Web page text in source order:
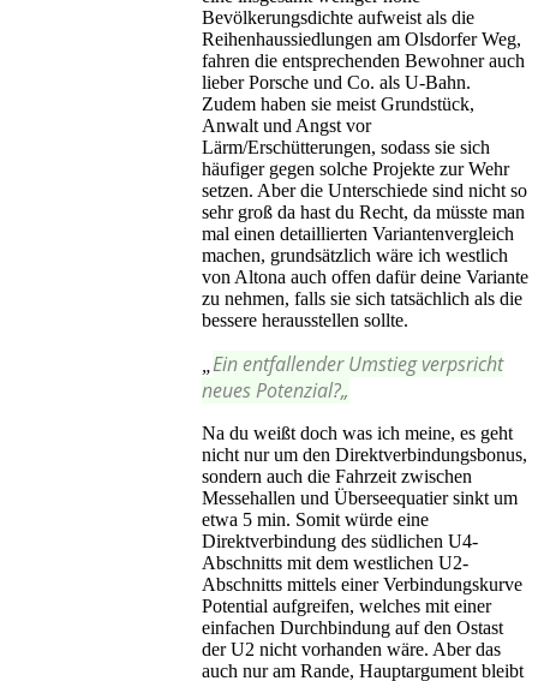
Bevölkerungsdichte aufweist als die
Reihenhaussiedlungen am Olsdorfer Weg,
fahren die entsprechenden Bewohner auch
lieber Porsche und Co. als U-Bahn.
Zudem haben sie meist Grundstück,
Anwalt und Angst vor
Lärm/Erschütterungen, sodass sie sich
häufiger gegen solche Projekte zur Wehr
setzen. Aber die Unterschiede sind nicht so
sehr groß da hast du Recht, da müsste man
mal einen detaillierten Variantenvergleich
machen, grundsätzlich wäre ich westlich
von Altona auch offen dafür deine Variante
zu nehmen, falls sie sich tatsächlich als die
bessere herausstellen sollte.
Ein entfallender Umstieg verpsricht
neues Potenzial?„
Na du weißt doch was ich meine, es geht
nicht nur um den Direktverbindungsbonus,
sondern auch die Fahrzeit zwischen
Messehallen und Überseequatier sinkt um
etwa 5 min. Somit würde eine
Direktverbindung des südlichen U4-
Abschnitts mit dem westlichen U2-
Abschnitts mittels einer Verbindungskurve
Potential aufgreifen, welches mit einer
einfachen Durchbindung auf den Ostast
der U2 nicht vorhanden wäre. Aber das
auch nur am Rande, Hauptargument bleibt